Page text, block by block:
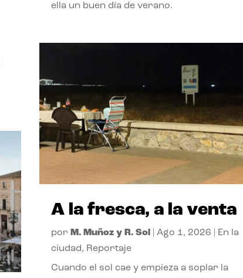
ella un buen día de verano.
A la fresca, a la venta
por M. Muñoz y R. Sol Ago 1, 2026
En la
ciudad, Reportaje
Cuando el sol cae y empieza a soplar la